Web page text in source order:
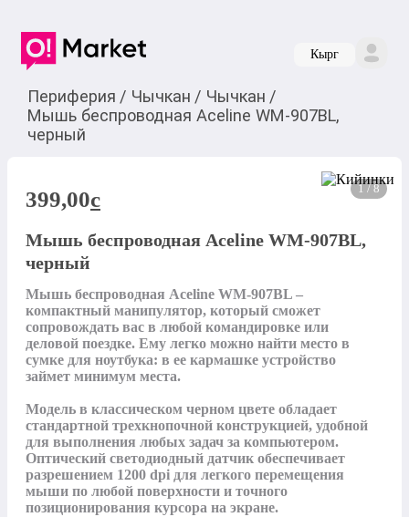
Кырг
Периферия / Чычкан / Чычкан /
Мышь беспроводная Aceline WM-907BL,
черный
1 / 8
399,00c
Мышь беспроводная Aceline WM-907BL,
черный
Мышь беспроводная Aceline WM-907BL –
компактный манипулятор, который сможет
сопровождать вас в любой командировке или
деловой поездке. Ему легко можно найти место в
сумке для ноутбука: в ее кармашке устройство
займет минимум места.
Модель в классическом черном цвете обладает
стандартной трехкнопочной конструкцией, удобной
для выполнения любых задач за компьютером.
Оптический светодиодный датчик обеспечивает
разрешением 1200 dpi для легкого перемещения
мыши по любой поверхности и точного
позиционирования курсора на экране.